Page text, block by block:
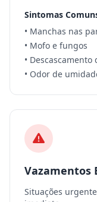
Sintomas
• Manchas nas
• Mofo e fungos
• Descascamento
• Odor de
Vazamentos
Situações